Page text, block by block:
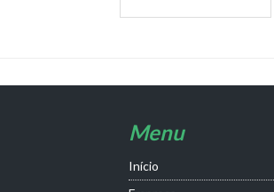
Menu
Início